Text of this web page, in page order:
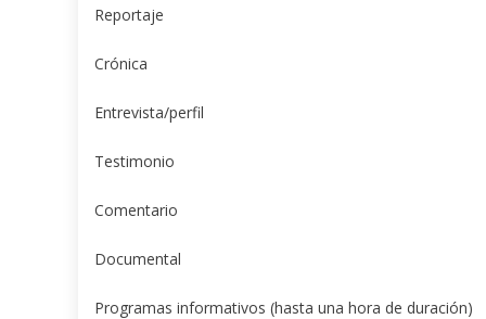
Reportaje
Crónica
Entrevista/perfil
Testimonio
Comentario
Documental
Programas informativos (hasta una hora de duración)